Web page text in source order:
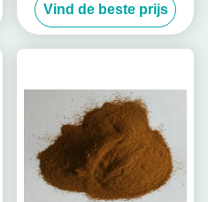
de Meststoffencalcium het
Borium Vrij Chloor en Nitraat
Vind de beste prijs